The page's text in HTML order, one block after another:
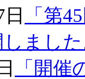
「第
まし
「開